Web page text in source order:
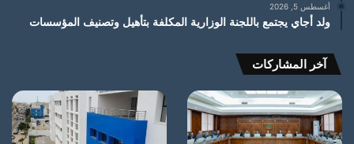
أغسطس 5, 2026
ولد أجاي يجتمع باللجنة الوزارية المكلفة بتأهيل وتصنيف المؤسسات
آخر المشاركات